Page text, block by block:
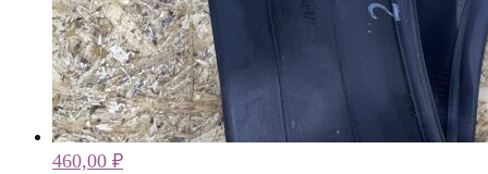
460,00 ₽